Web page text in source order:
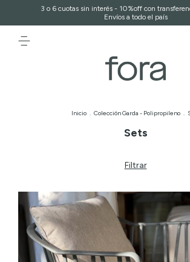
3 o 6 cuotas sin interés - 10%off con
Envíos a todo el país
Inicio . Colección Garda - Polipropileno .
Sets
Filtrar